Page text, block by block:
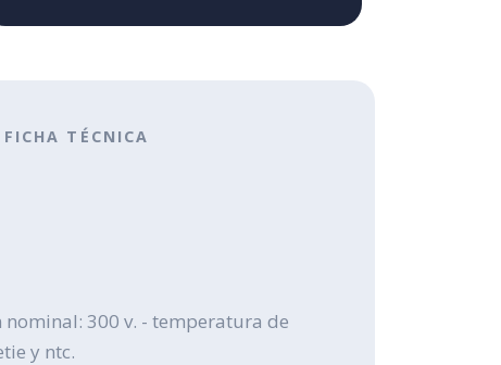
FICHA TÉCNICA
300 v. - temperatura de
y ntc.